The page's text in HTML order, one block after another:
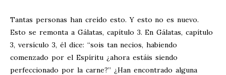
Tantas personas han creído esto. Y esto no es nuevo.
Esto se remonta a Gálatas, capítulo 3. En Gálatas, capítulo
3, versículo 3, él dice: “sois tan necios, habiendo
comenzado por el Espíritu ¿ahora estáis siendo
perfeccionado por la carne?” ¿Han encontrado alguna